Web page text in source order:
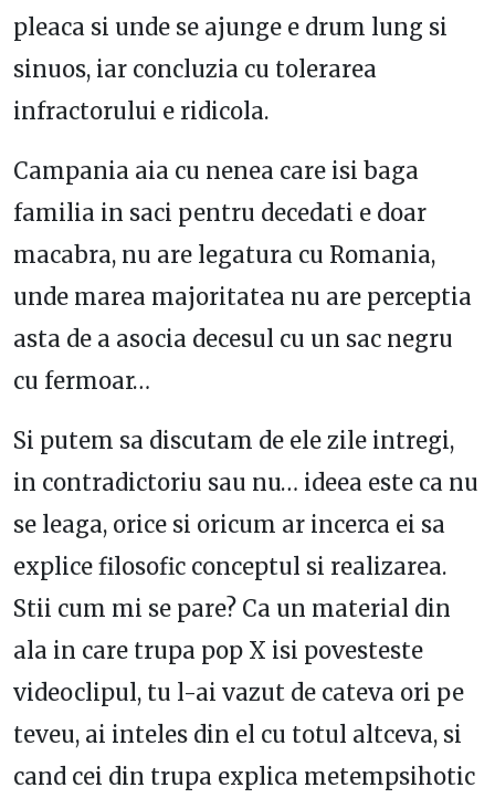
pleaca si unde se ajunge e drum lung si
sinuos, iar concluzia cu tolerarea
infractorului e ridicola.
Campania aia cu nenea care isi baga
familia in saci pentru decedati e doar
macabra, nu are legatura cu Romania,
unde marea majoritatea nu are perceptia
asta de a asocia decesul cu un sac negru
cu fermoar…
Si putem sa discutam de ele zile intregi,
in contradictoriu sau nu… ideea este ca nu
se leaga, orice si oricum ar incerca ei sa
explice filosofic conceptul si realizarea.
Stii cum mi se pare? Ca un material din
ala in care trupa pop X isi povesteste
videoclipul, tu l-ai vazut de cateva ori pe
teveu, ai inteles din el cu totul altceva, si
cand cei din trupa explica metempsihotic